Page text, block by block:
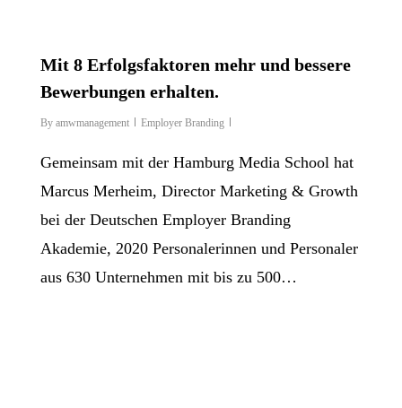
Mit 8 Erfolgsfaktoren mehr und bessere
Bewerbungen erhalten.
By amwmanagement Employer Branding
Gemeinsam mit der Hamburg Media School hat
Marcus Merheim, Director Marketing & Growth
bei der Deutschen Employer Branding
Akademie, 2020 Personalerinnen und Personaler
aus 630 Unternehmen mit bis zu 500…